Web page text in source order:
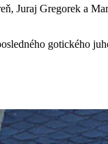
Juraj Gregorek a
gotického